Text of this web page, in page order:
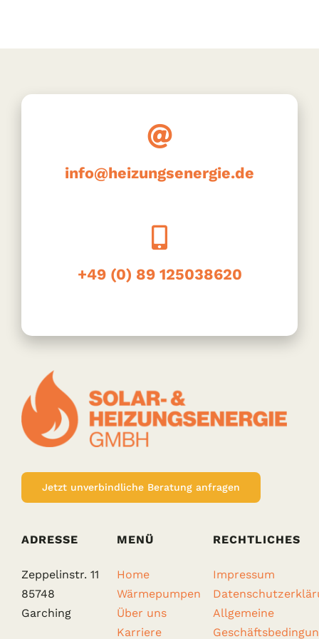
info@heizungsenergie.de
+49 (0) 89 125038620
Jetzt unverbindliche Beratung anfragen
ADRESSE
Zeppelinstr. 11
85748
Garching
MENÜ
Home
Wärmepumpen
Über uns
Karriere
RECHTLICHES
Impressum
Allgemeine